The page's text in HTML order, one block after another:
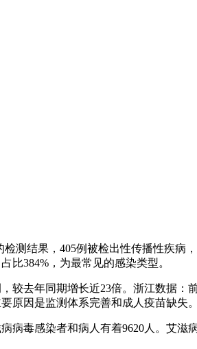
测结果，405例被检出性传播性疾
比384%，为最常见的感染类型。
较去年同期增长近23倍。浙江数据
原因是监测体系完善和成人疫苗缺失。
病毒感染者和病人有着9620人。艾